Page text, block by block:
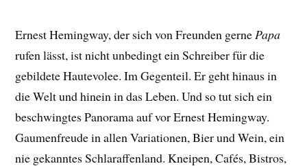
Ernest Hemingway, der sich von Freunden gernePapa
rufen lässt, ist nicht unbedingt ein Schreiber für die
gebildete Hautevolee. Im Gegenteil. Er geht hinaus in
die Welt und hinein in das Leben. Und so tut sich ein
beschwingtes Panorama auf vor Ernest Hemingway.
Gaumenfreude in allen Variationen, Bier und Wein, ein
nie gekanntes Schlaraffenland. Kneipen, Cafés, Bistros,